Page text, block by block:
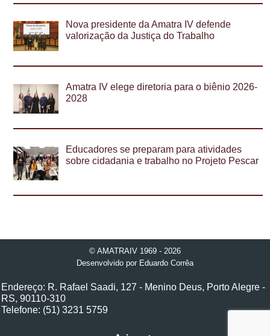
Nova presidente da Amatra IV defende
valorização da Justiça do Trabalho
Amatra IV elege diretoria para o biênio 2026-
2028
Educadores se preparam para atividades
sobre cidadania e trabalho no Projeto Pescar
© AMATRAIV 1969 - 2026
Desenvolvido por Eduardo Corrêa
Endereço: R. Rafael Saadi, 127 - Menino Deus, Porto Alegre -
RS, 90110-310
Telefone: (51) 3231 5759